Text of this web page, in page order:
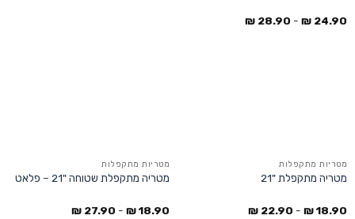
24.90
₪
-
28.90
₪
מטריות מתקפלות
מטריה מתקפלת "21
18.90
₪
-
22.90
₪
מטריות מתקפלות
מטריה מתקפלת שטוחה "21 – פלאט
18.90
₪
-
27.90
₪